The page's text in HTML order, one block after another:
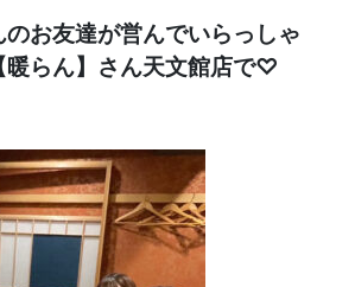
お友達が営んでいらっしゃ
暖らん】さん天文館店で♡